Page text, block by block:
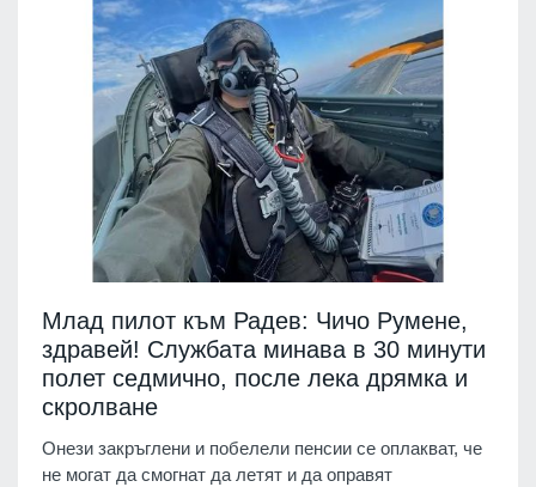
Млад пилот към Радев: Чичо Румене,
здравей! Службата минава в 30 минути
полет седмично, после лека дрямка и
скролване
Онези закръглени и побелели пенсии се оплакват, че
не могат да смогнат да летят и да оправят